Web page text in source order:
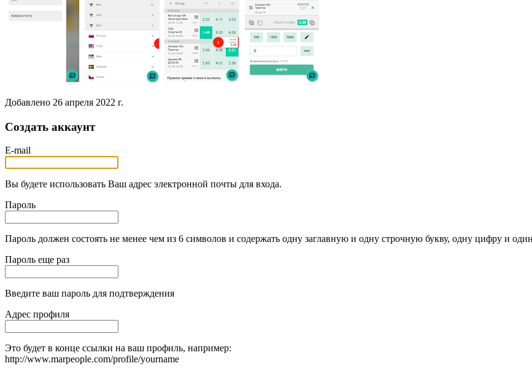
Добавлено 26 апреля 2022 г.
Создать аккаунт
E-mail
Вы будете использовать Ваш адрес электронной почты для входа.
Пароль
Пароль должен состоять не менее чем из 6 символов и содержать одну заглавную и одну строчную букву, одну цифру и
Пароль еще раз
Введите ваш пароль для подтверждения
Адрес профиля
Это будет в конце ссылки на ваш профиль, например:
http://www.marpeople.com/profile/yourname